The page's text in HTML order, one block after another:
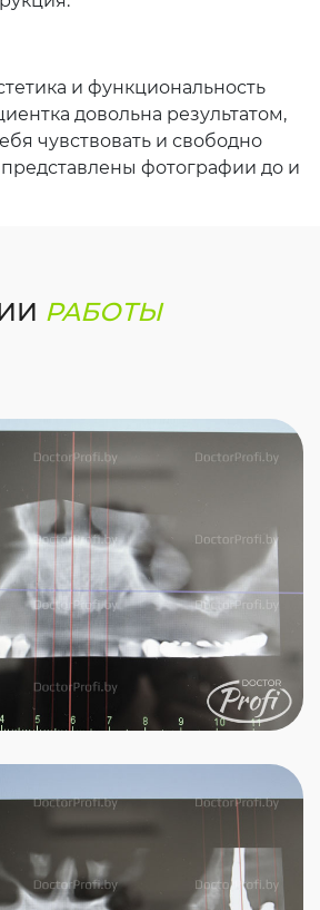
и функциональность
довольна результатом,
чувствовать и свободно
фотографии до и
РАБОТЫ